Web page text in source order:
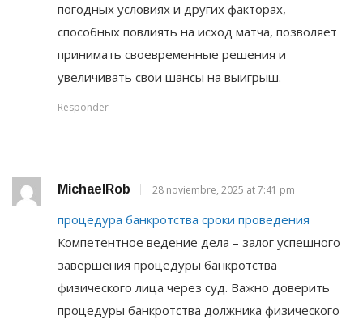
погодных условиях и других факторах,
способных повлиять на исход матча, позволяет
принимать своевременные решения и
увеличивать свои шансы на выигрыш.
Responder
MichaelRob 28 noviembre, 2025 at 7:41 pm
процедура банкротства сроки проведения
Компетентное ведение дела – залог успешного
завершения процедуры банкротства
физического лица через суд. Важно доверить
процедуры банкротства должника физического